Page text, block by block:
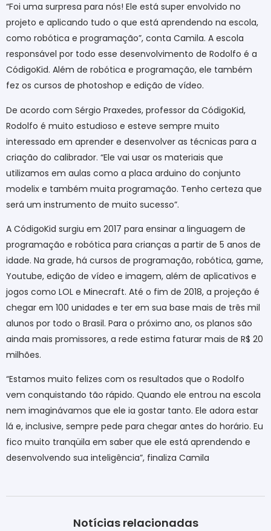
“Foi uma surpresa para nós! Ele está super envolvido no
projeto e aplicando tudo o que está aprendendo na escola,
como robótica e programação”, conta Camila. A escola
responsável por todo esse desenvolvimento de Rodolfo é a
CódigoKid. Além de robótica e programação, ele também
fez os cursos de photoshop e edição de vídeo.
De acordo com Sérgio Praxedes, professor da CódigoKid,
Rodolfo é muito estudioso e esteve sempre muito
interessado em aprender e desenvolver as técnicas para a
criação do calibrador. “Ele vai usar os materiais que
utilizamos em aulas como a placa arduino do conjunto
modelix e também muita programação. Tenho certeza que
será um instrumento de muito sucesso”.
A CódigoKid surgiu em 2017 para ensinar a linguagem de
programação e robótica para crianças a partir de 5 anos de
idade. Na grade, há cursos de programação, robótica, game,
Youtube, edição de vídeo e imagem, além de aplicativos e
jogos como LOL e Minecraft. Até o fim de 2018, a projeção é
chegar em 100 unidades e ter em sua base mais de três mil
alunos por todo o Brasil. Para o próximo ano, os planos são
ainda mais promissores, a rede estima faturar mais de R$ 20
milhões.
“Estamos muito felizes com os resultados que o Rodolfo
vem conquistando tão rápido. Quando ele entrou na escola
nem imaginávamos que ele ia gostar tanto. Ele adora estar
lá e, inclusive, sempre pede para chegar antes do horário. Eu
fico muito tranqüila em saber que ele está aprendendo e
desenvolvendo sua inteligência”, finaliza Camila
Notícias relacionadas